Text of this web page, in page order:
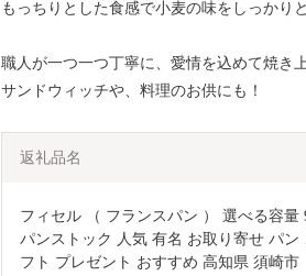
もっちりとした食感で小麦の味をしっかり
職人が一つ一つ丁寧に、愛情を込めて焼き
サンドウィッチや、料理のお供にも！
返礼品名
フィセル （ フランスパン ） 選べる容
パンストック 人気 有名 お取り寄せ パ
フト プレゼント おすすめ 高知県 須崎市